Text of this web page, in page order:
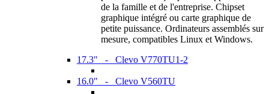
de la famille et de l'entreprise. Chipset
graphique intégré ou carte graphique de
petite puissance. Ordinateurs assemblés sur
mesure, compatibles Linux et Windows.
17.3" - Clevo V770TU1-2
16.0" - Clevo V560TU